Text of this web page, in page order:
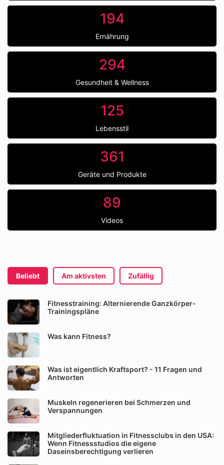
194
Ernährung
294
Gesundheit & Wellness
125
Lebensstil
361
Geräte und Produkte
89
Videos
Beliebt Am aktivsten Zufällig
Fitnesstraining: Alternierende Ganzkörper-
Trainingspläne
Was kann Fitness?
Was ist eigentlich Kraftsport? - 11 Fragen und
Antworten
Muskeln regenerieren bei Schmerzen und
Verspannungen
Mitgliederfluktuation in Fitnessclubs in den USA:
Wenn Fitnessstudios die eigene
Daseinsberechtigung verlieren